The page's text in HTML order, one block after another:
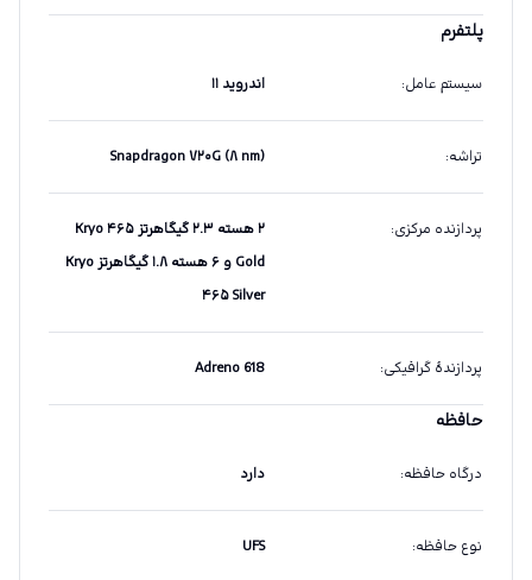
پلتفرم
سیستم عامل: اندروید ۱۱
تراشه: Snapdragon ۷۲۰G (۸ nm)
پردازنده مرکزی:
۲ هسته ۲.۳ گیگاهرتز Kryo ۴۶۵
Gold و ۶ هسته ۱.۸ گیگاهرتز Kryo
۴۶۵ Silver
پردازندهٔ گرافیکی:
Adreno 618
حافظه
درگاه حافظه: دارد
نوع حافظه:
UFS